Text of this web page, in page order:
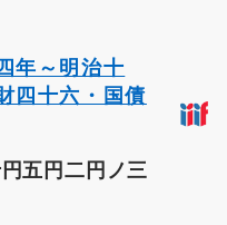
年～明治十
四十六・国債
五円二円ノ三